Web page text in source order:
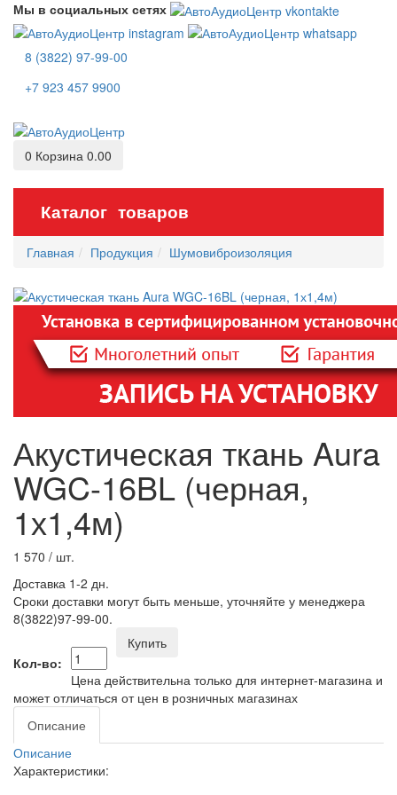
Мы в социальных сетях
8 (3822) 97-99-00
+7 923 457 9900
0 Корзина 0.00
Каталог товаров
Главная Продукция Шумовиброизоляция
Акустическая ткань Aura
WGC-16BL (черная,
1х1,4м)
1 570 / шт.
Доставка 1-2 дн.
Сроки доставки могут быть меньше, уточняйте у менеджера
8(3822)97-99-00.
Кол-во:
Купить
Цена действительна только для интернет-магазина и
может отличаться от цен в розничных магазинах
Описание
Описание
Характеристики: